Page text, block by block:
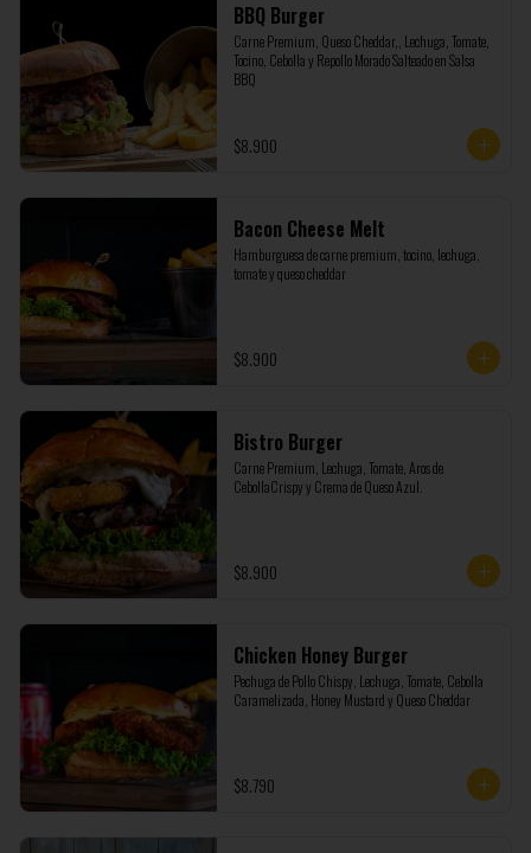
BBQ Burger
Carne Premium, Queso Cheddar,, Lechuga, Tomate,
Tocino, Cebolla y Repollo Morado Salteado en Salsa
BBQ
$8.900
Bacon Cheese Melt
Hamburguesa de carne premium, tocino, lechuga,
tomate y queso cheddar
$8.900
Bistro Burger
Carne Premium, Lechuga, Tomate, Aros de
CebollaCrispy y Crema de Queso Azul.
$8.900
Chicken Honey Burger
Pechuga de Pollo Chispy, Lechuga, Tomate, Cebolla
Caramelizada, Honey Mustard y Queso Cheddar
$8.790